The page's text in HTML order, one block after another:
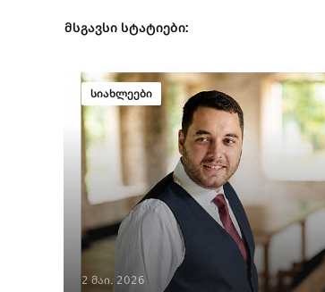
მსგავსი სტატიები:
სიახლეები
2 მაი. 2026